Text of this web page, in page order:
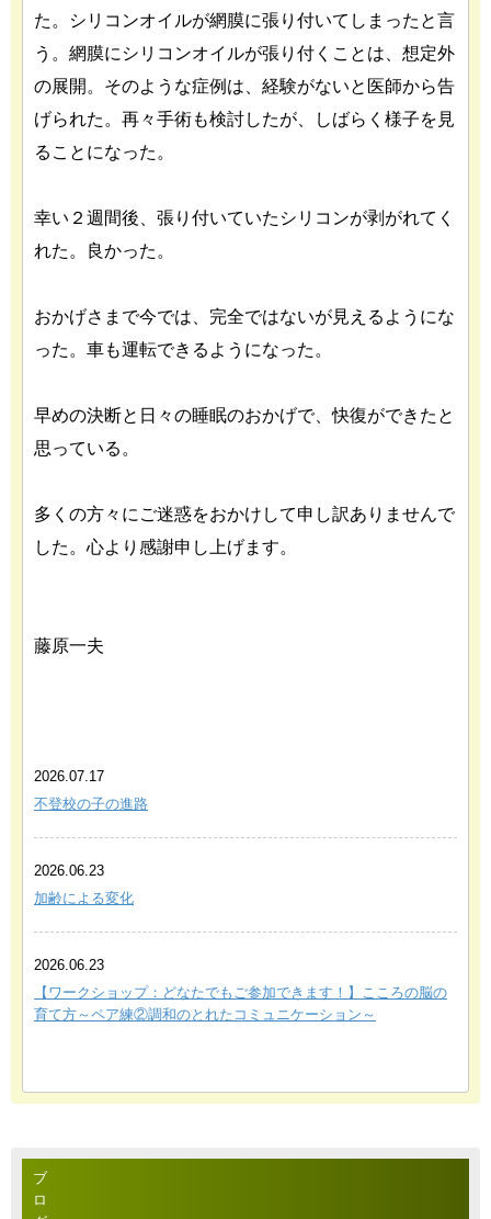
た。シリコンオイルが網膜に張り付いてしまったと言
う。網膜にシリコンオイルが張り付くことは、想定外
の展開。そのような症例は、経験がないと医師から告
げられた。再々手術も検討したが、しばらく様子を見
ることになった。
幸い２週間後、張り付いていたシリコンが剥がれてく
れた。良かった。
おかげさまで今では、完全ではないが見えるようにな
った。車も運転できるようになった。
早めの決断と日々の睡眠のおかげで、快復ができたと
思っている。
多くの方々にご迷惑をおかけして申し訳ありませんで
した。心より感謝申し上げます。
藤原一夫
2026.07.17
不登校の子の進路
2026.06.23
加齢による変化
2026.06.23
【ワークショップ：どなたでもご参加できます！】こころの脳の
育て方～ペア練②調和のとれたコミュニケーション～
ブ
ロ